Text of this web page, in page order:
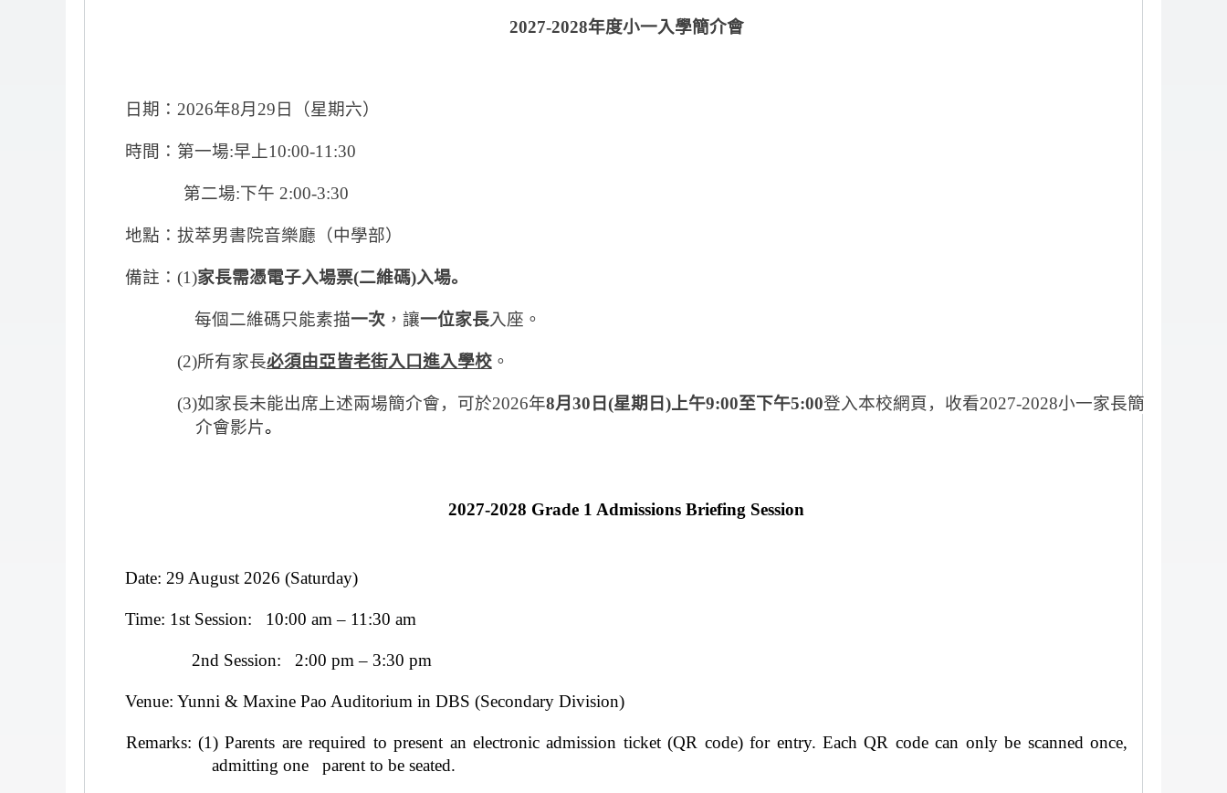
2027-2028年度小一入學簡介會
日期：2026年8月 29日（星期六）
時間：第一場:早上10:00-11:30
第二場:下午 2:00-3:30
地點：拔萃男書院音樂廳（中學部）
備註： (1)家長需憑電子入場票(二維碼)入場。
每個二維碼只能素描一次 ，讓一位家長入座。
(2)所有家長必須由亞皆老街入口進入學校。
(3)如家長未能出席上述兩場簡介會，可於2026年8月 30 日 (星期日 )上午9:00至下午5:00登入本校網頁，收看2027-2028小一家長簡
介會影片。
2027-2028 Grade 1 Admissions Briefing Session
Date: 29 August 2026 (Saturday)
Time: 1st Session: 10:00 am – 11:30 am
2nd Session: 2:00 pm – 3:30 pm
Venue: Yunni & Maxine Pao Auditorium in DBS (Secondary Division)
Remarks: (1)Parents are required to present an electronic admission ticket (QR code) for entry. Each QR code can only be scanned once,
admitting one parent to be seated.